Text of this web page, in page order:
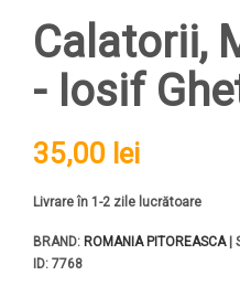
Calatorii,
- Iosif
35,00 lei
Livrare în 1-2 zile lucrătoare
BRAND: ROMANIA PITOREASCA|
ID: 7768